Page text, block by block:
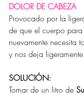
DOLOR DE CABEZA
Provocado por la
de que el cuerpo
nuevamente necesita
y nos deja
SOLUCIÓN:
Tomar de un litro de